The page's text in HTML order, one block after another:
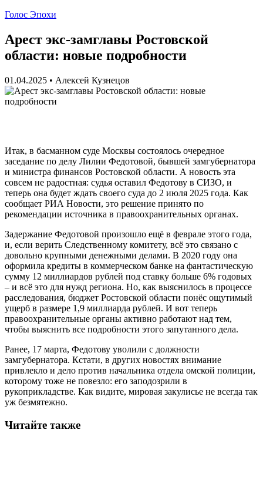
Голос Эпохи
Арест экс-замглавы Ростовской
области: новые подробности
01.04.2025 • Алексей Кузнецов
Итак, в басманном суде Москвы состоялось очередное
заседание по делу Лилии Федотовой, бывшей замгубернатора
и министра финансов Ростовской области. А новость эта
совсем не радостная: судья оставил Федотову в СИЗО, и
теперь она будет ждать своего суда до 2 июля 2025 года. Как
сообщает РИА Новости, это решение принято по
рекомендации источника в правоохранительных органах.
Задержание Федотовой произошло ещё в феврале этого года,
и, если верить Следственному комитету, всё это связано с
довольно крупными денежными делами. В 2020 году она
оформила кредиты в коммерческом банке на фантастическую
сумму 12 миллиардов рублей под ставку больше 6% годовых
– и всё это для нужд региона. Но, как выяснилось в процессе
расследования, бюджет Ростовской области понёс ощутимый
ущерб в размере 1,9 миллиарда рублей. И вот теперь
правоохранительные органы активно работают над тем,
чтобы выяснить все подробности этого запутанного дела.
Ранее, 17 марта, Федотову уволили с должности
замгубернатора. Кстати, в других новостях внимание
привлекло и дело против начальника отдела омской полиции,
которому тоже не повезло: его заподозрили в
рукоприкладстве. Как видите, мировая закулисье не всегда так
уж безмятежно.
Читайте также